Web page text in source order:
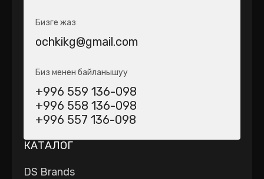
Бизге жаз
ochkikg@gmail.com
Биз менен байланышуу
+996 559 136-098
+996 558 136-098
+996 557 136-098
КАТАЛОГ
DS Brands